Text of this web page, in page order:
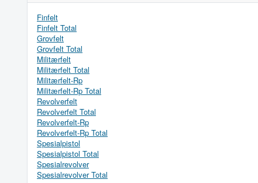
Finfelt
Finfelt Total
Grovfelt
Grovfelt Total
Militærfelt
Militærfelt Total
Militærfelt-Rp
Militærfelt-Rp Total
Revolverfelt
Revolverfelt Total
Revolverfelt-Rp
Revolverfelt-Rp Total
Spesialpistol
Spesialpistol Total
Spesialrevolver
Spesialrevolver Total